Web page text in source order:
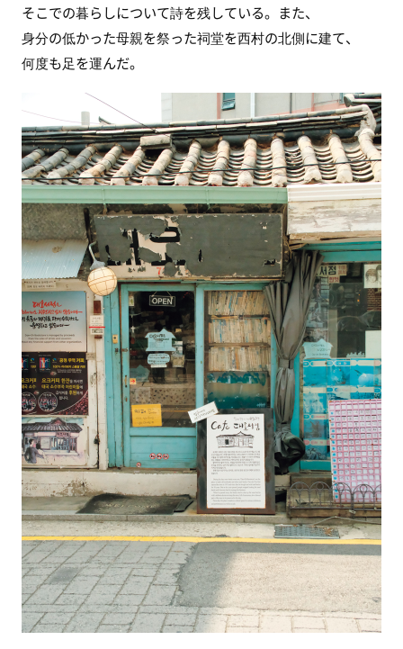
そこでの暮らしについて詩を残している。また、
身分の低かった母親を祭った祠堂を西村の北側に建て、
何度も足を運んだ。